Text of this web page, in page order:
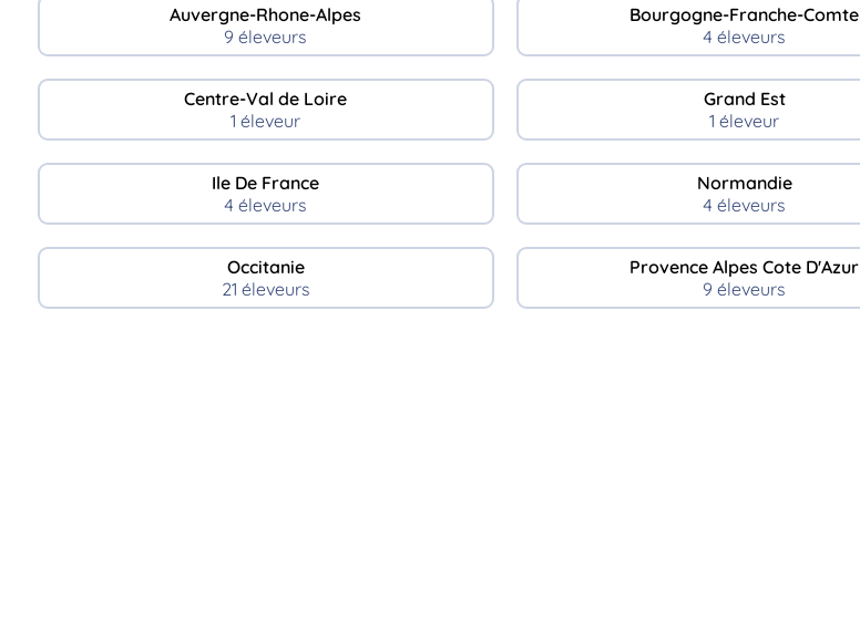
Auvergne-Rhone-Alpes
9 éleveurs
Bourgogne-Franche-Comte
4 éleveurs
Centre-Val de Loire
1 éleveur
Grand Est
1 éleveur
Ile De France
4 éleveurs
Normandie
4 éleveurs
Occitanie
21 éleveurs
Provence Alpes Cote D'Azur
9 éleveurs